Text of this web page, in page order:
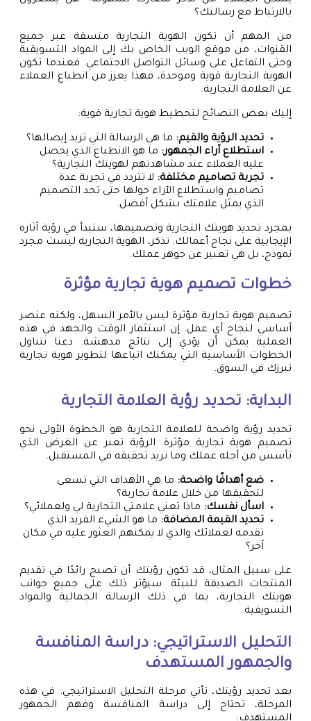
بالارتباط مع رسالتك؟
من المهم أن تكون الهوية التجارية متسقة عبر جميع
القنوات، من موقع الويب الخاص بك إلى المواد التسويقية
وحتى التفاعل على وسائل التواصل الاجتماعي. فعندما تكون
الهوية التجارية قوية وموحدة، فهذا يعزز من انطباع العملاء
عن العلامة التجارية.
إليك بعض النصائح لتخطيط هوية تجارية قوية:
تحديد الرؤية والقيم: ما هي الرسالة التي تريد إيصالها؟
استطلاع آراء الجمهور: ما هو الانطباع الذي يحصل
عليه العملاء عند مشاهدتهم لهويتك التجارية؟
تجربة تصاميم مختلفة: لا تتردد في تجربة عدة
تصاميم واستطلاع الآراء حولها حتى تجد التصميم
الذي يمثل علامتك بشكل أفضل.
بمجرد تحديد هويتك التجارية وتصميمها، ستبدأ في رؤية آثاره
الإيجابية على نجاح أعمالك. تذكر، الهوية التجارية ليست مجرد
نموذج، بل هي تعبير عن جوهر عملك.
خطوات تصميم هوية تجارية مؤثرة
تصميم هوية تجارية مؤثرة ليس بالأمر السهل، ولكنه عنصر
أساسي لنجاح أي عمل. إن استثمار الوقت والجهد في هذه
العملية يمكن أن يؤدي إلى نتائج مدهشة. دعنا نتناول
الخطوات الأساسية التي يمكنك اتباعها لتطوير هوية تجارية
تبرزك في السوق.
البداية: تحديد رؤية العلامة التجارية
تحديد رؤية واضحة للعلامة التجارية هو الخطوة الأولى نحو
تصميم هوية تجارية مؤثرة. الرؤية تعبر عن الغرض الذي
تأسس من أجله عملك وما تريد تحقيقه في المستقبل.
ضع أهدافًا واضحة: ما هي الأهداف التي تسعى
لتحقيقها من خلال علامة تجارية؟
اسأل نفسك: ماذا تعني علامتي التجارية لي ولعملائي؟
تحديد القيمة المضافة: ما هو الشيء الفريد الذي
تقدمه لعملائك والذي لا يمكنهم العثور عليه في مكان
آخر؟
على سبيل المثال، قد تكون رؤيتك أن تصبح رائدًا في تقديم
المنتجات الصديقة للبيئة. سيؤثر ذلك على جميع جوانب
هويتك التجارية، بما في ذلك الرسالة الجمالية والمواد
التسويقية.
التحليل الاستراتيجي: دراسة المنافسة
والجمهور المستهدف
بعد تحديد رؤيتك، تأتي مرحلة التحليل الاستراتيجي. في هذه
المرحلة، تحتاج إلى دراسة المنافسة وفهم الجمهور